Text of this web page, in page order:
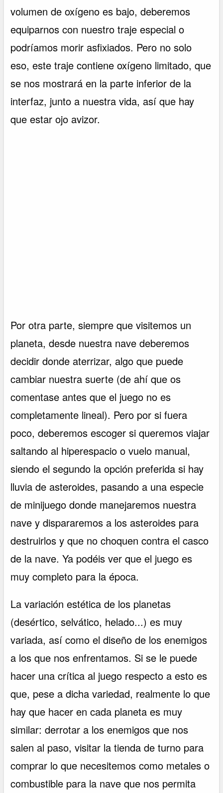
volumen de oxígeno es bajo, deberemos
equiparnos con nuestro traje especial o
podríamos morir asfixiados. Pero no solo
eso, este traje contiene oxígeno limitado, que
se nos mostrará en la parte inferior de la
interfaz, junto a nuestra vida, así que hay
que estar ojo avizor.
Por otra parte, siempre que visitemos un
planeta, desde nuestra nave deberemos
decidir donde aterrizar, algo que puede
cambiar nuestra suerte (de ahí que os
comentase antes que el juego no es
completamente lineal). Pero por si fuera
poco, deberemos escoger si queremos viajar
saltando al hiperespacio o vuelo manual,
siendo el segundo la opción preferida si hay
lluvia de asteroides, pasando a una especie
de minijuego donde manejaremos nuestra
nave y dispararemos a los asteroides para
destruirlos y que no choquen contra el casco
de la nave. Ya podéis ver que el juego es
muy completo para la época.
La variación estética de los planetas
(desértico, selvático, helado...) es muy
variada, así como el diseño de los enemigos
a los que nos enfrentamos. Si se le puede
hacer una crítica al juego respecto a esto es
que, pese a dicha variedad, realmente lo que
hay que hacer en cada planeta es muy
similar: derrotar a los enemigos que nos
salen al paso, visitar la tienda de turno para
comprar lo que necesitemos como metales o
combustible para la nave que nos permita